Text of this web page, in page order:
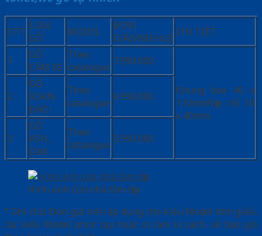
STT LOẠI
GỖ
MODEL
ĐƠN
GIÁ(VNĐ/m2) CHI TIẾT
1
GỖ
CĂM XE
Theo
catalogue 7.990.000
Khung bao 40 x
110mmNẹp chỉ 10
x 40mm
2
GỖ
XOAN
ĐÀO
Theo
catalogue 6.990.000
3
GỖ
ASH,
OAK
Theo
catalogue 5.990.000
Hình ảnh cửa nhà tắm đẹp
° Ghi chú: Đơn giá trên áp dụng cho kiểu Model đơn giản,
các kiểu Model phức tạp hoặc có làm lá sách…sẽ báo giá